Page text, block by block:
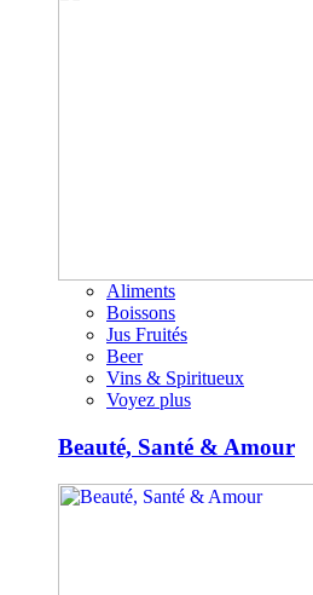
Aliments
Boissons
Jus Fruités
Beer
Vins & Spiritueux
Voyez plus
Beauté, Santé & Amour